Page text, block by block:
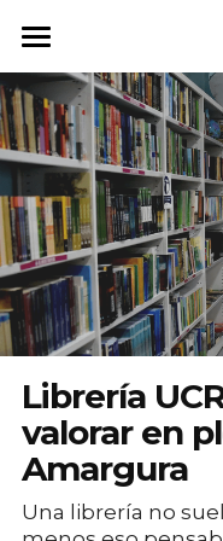
Home
Qué hacer
Arte y cultura
Cine y TV
Comida y tragos
Tours desde San
Museos
Buscar
Librería
valorar en
Amargura
Una librería no